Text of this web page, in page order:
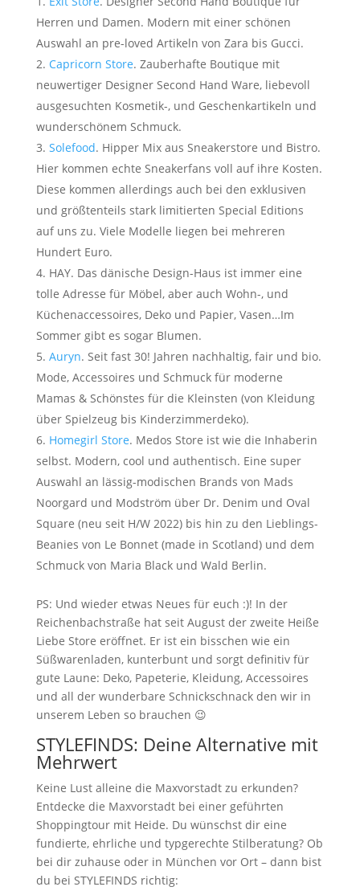
Herren und Damen. Modern mit einer schönen
Auswahl an pre-loved Artikeln von Zara bis Gucci.
Capricorn Store. Zauberhafte Boutique mit
neuwertiger Designer Second Hand Ware, liebevoll
ausgesuchten Kosmetik-, und Geschenkartikeln und
wunderschönem Schmuck.
Solefood. Hipper Mix aus Sneakerstore und Bistro.
Hier kommen echte Sneakerfans voll auf ihre Kosten.
Diese kommen allerdings auch bei den exklusiven
und größtenteils stark limitierten Special Editions
auf uns zu. Viele Modelle liegen bei mehreren
Hundert Euro.
HAY. Das dänische Design-Haus ist immer eine
tolle Adresse für Möbel, aber auch Wohn-, und
Küchenaccessoires, Deko und Papier, Vasen…Im
Sommer gibt es sogar Blumen.
Auryn. Seit fast 30! Jahren nachhaltig, fair und bio.
Mode, Accessoires und Schmuck für moderne
Mamas & Schönstes für die Kleinsten (von Kleidung
über Spielzeug bis Kinderzimmerdeko).
Homegirl Store. Medos Store ist wie die Inhaberin
selbst. Modern, cool und authentisch. Eine super
Auswahl an lässig-modischen Brands von Mads
Noorgard und Modström über Dr. Denim und Oval
Square (neu seit H/W 2022) bis hin zu den Lieblings-
Beanies von Le Bonnet (made in Scotland) und dem
Schmuck von Maria Black und Wald Berlin.
PS: Und wieder etwas Neues für euch :)! In der
Reichenbachstraße hat seit August der zweite Heiße
Liebe Store eröffnet. Er ist ein bisschen wie ein
Süßwarenladen, kunterbunt und sorgt definitiv für
gute Laune: Deko, Papeterie, Kleidung, Accessoires
und all der wunderbare Schnickschnack den wir in
unserem Leben so brauchen 😉
STYLEFINDS: Deine Alternative mit
Mehrwert
Keine Lust alleine die Maxvorstadt zu erkunden?
Entdecke die Maxvorstadt bei einer geführten
Shoppingtour mit Heide. Du wünschst dir eine
fundierte, ehrliche und typgerechte Stilberatung? Ob
bei dir zuhause oder in München vor Ort – dann bist
du bei STYLEFINDS richtig: